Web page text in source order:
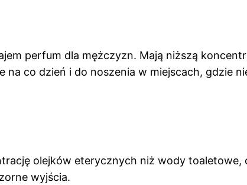
perfum dla mężczyzn. Mają niższą
na co dzień i do noszenia w miejscach, gdzie
olejków eterycznych niż wody
wyjścia.